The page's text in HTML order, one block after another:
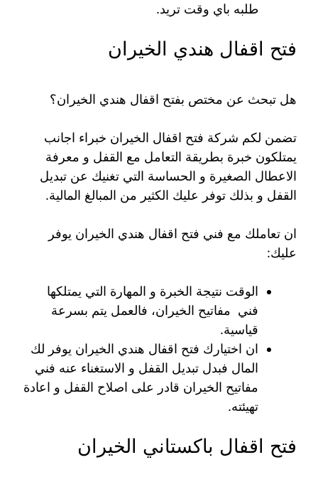
طلبه باي وقت تريد.
فتح اقفال هندي الخيران
هل تبحث عن مختص بفتح اقفال هندي الخيران؟
تضمن لكم شركة فتح اقفال الخيران خبراء اجانب
يمتلكون خبرة بطريقة التعامل مع القفل و معرفة
الاعطال الصغيرة و الحساسة التي تغنيك عن تبديل
القفل و بذلك توفر عليك الكثير من المبالغ المالية.
ان تعاملك مع فني فتح اقفال هندي الخيران يوفر
عليك:
الوقت نتيجة الخبرة و المهارة التي يمتلكها
فني مفاتيح الخيران، فالعمل يتم بسرعة
قياسية.
ان اختيارك فتح اقفال هندي الخيران يوفر لك
المال فبدل تبديل القفل و الاستغناء عنه فني
مفاتيح الخيران قادر على اصلاح القفل و اعادة
تهيئته.
فتح اقفال باكستاني الخيران